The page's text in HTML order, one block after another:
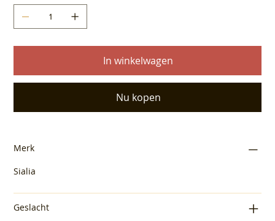
In winkelwagen
Nu kopen
Merk
Sialia
Geslacht